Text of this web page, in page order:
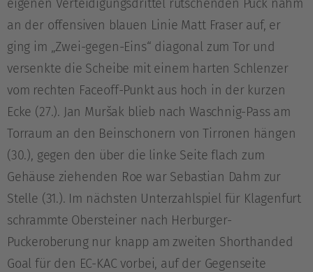
eigenen Verteidigungsdrittel rutschenden Puck nahm
an der offensiven blauen Linie Matt Fraser auf, er
ging im „Zwei-gegen-Eins“ diagonal zum Tor und
versenkte die Scheibe mit einem harten Schlenzer
vom rechten Faceoff-Punkt aus hoch in der kurzen
Ecke (27.). Jan Muršak blieb nach Waschnig-Pass am
Torraum an den Beinschonern von Tirronen hängen
(30.), gegen den über die linke Seite flach zum
Gehäuse ziehenden Roe war Sebastian Dahm zur
Stelle (31.). Im nächsten Unterzahlspiel für Klagenfurt
schrammte Obersteiner nach Herburger-
Puckeroberung nur knapp am zweiten Shorthanded
Goal für den EC-KAC vorbei, auf der Gegenseite